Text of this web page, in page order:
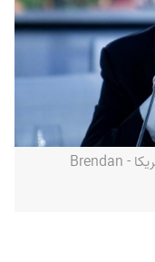
جو بایدن، رئیس‌جمهوری ایالات متحده آمریکا - Brendan